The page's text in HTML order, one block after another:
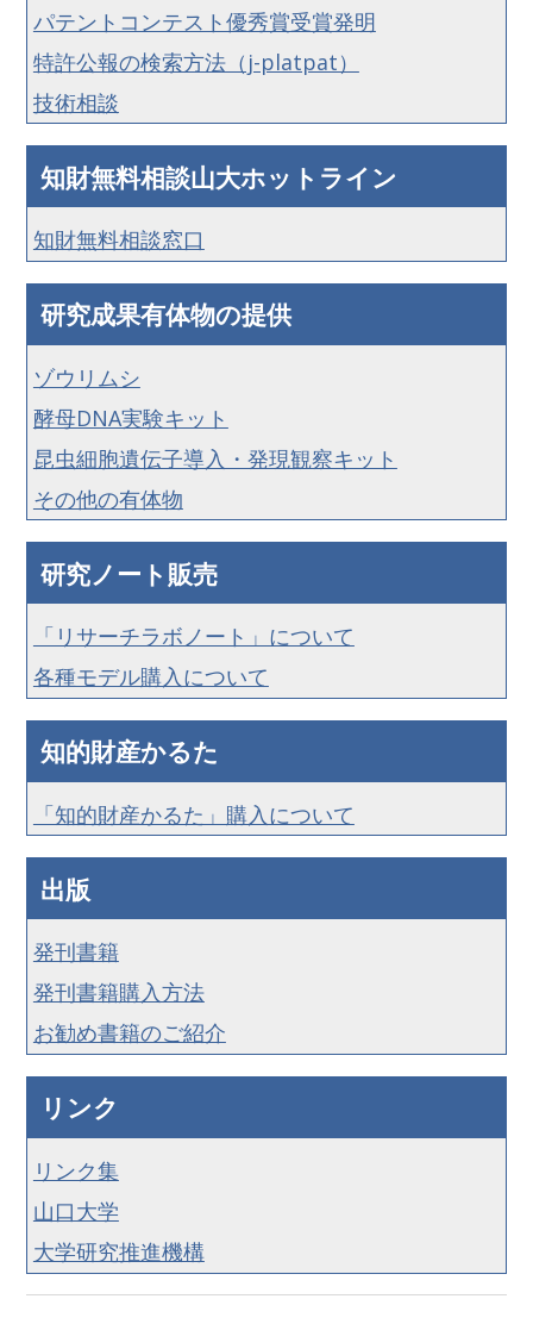
パテントコンテスト優秀賞受賞発明
特許公報の検索方法（j-platpat）
技術相談
知財無料相談山大ホットライン
知財無料相談窓口
研究成果有体物の提供
ゾウリムシ
酵母DNA実験キット
昆虫細胞遺伝子導入・発現観察キット
その他の有体物
研究ノート販売
「リサーチラボノート」について
各種モデル購入について
知的財産かるた
「知的財産かるた」購入について
出版
発刊書籍
発刊書籍購入方法
お勧め書籍のご紹介
リンク
リンク集
山口大学
大学研究推進機構